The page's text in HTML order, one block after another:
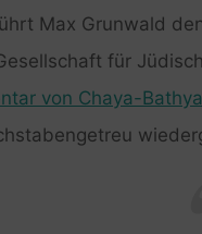
Max Grunwald
für
von Chaya-